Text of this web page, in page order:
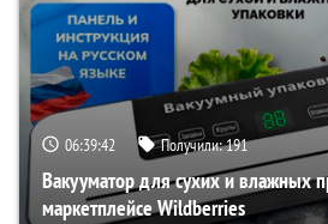
06:39:41 Получили:191
Вакууматор для сухих и влажных
маркетплейсе Wildberries